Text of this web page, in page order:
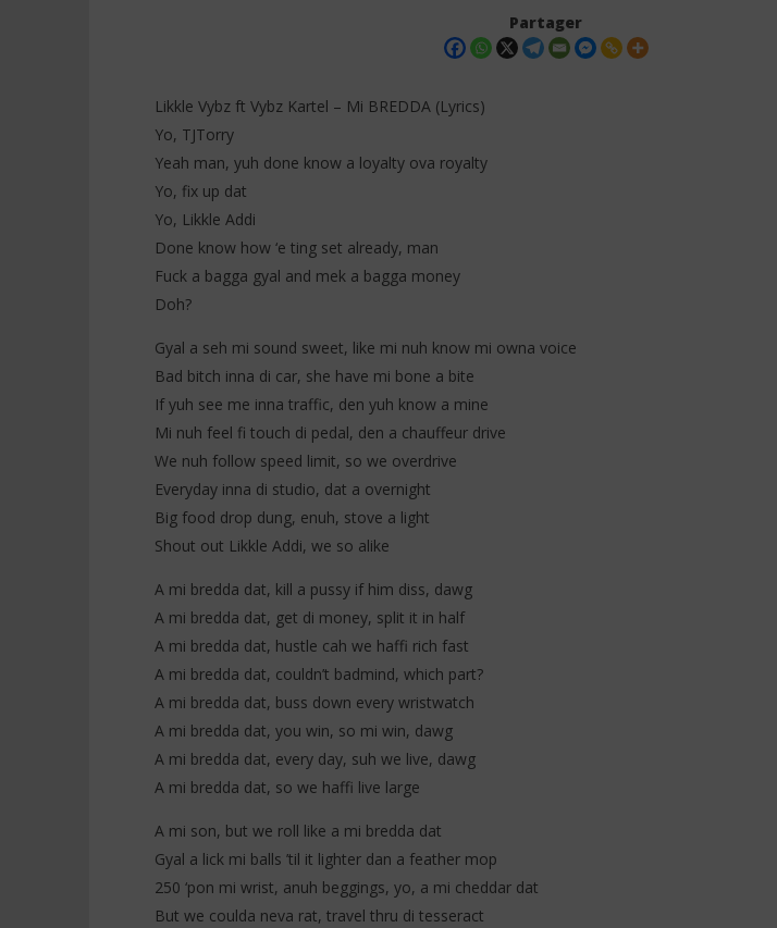
NOW VIEWING
Likkle Vybz ft Vybz Kartel – Mi
BREDDA (Lyrics)
janvier
Stone
(Lyrics)
janvier
Partager
Likkle Vybz ft Vybz Kartel – Mi BREDDA (Lyrics)
Yo, TJTorry
Yeah man, yuh done know a loyalty ova royalty
Yo, fix up dat
Yo, Likkle Addi
Done know how ‘e ting set already, man
Fuck a bagga gyal and mek a bagga money
Doh?
Gyal a seh mi sound sweet, like mi nuh know mi owna voice
Bad bitch inna di car, she have mi bone a bite
If yuh see me inna traffic, den yuh know a mine
Mi nuh feel fi touch di pedal, den a chauffeur drive
We nuh follow speed limit, so we overdrive
Everyday inna di studio, dat a overnight
Big food drop dung, enuh, stove a light
Shout out Likkle Addi, we so alike
A mi bredda dat, kill a pussy if him diss, dawg
A mi bredda dat, get di money, split it in half
A mi bredda dat, hustle cah we haffi rich fast
A mi bredda dat, couldn’t badmind, which part?
A mi bredda dat, buss down every wristwatch
A mi bredda dat, you win, so mi win, dawg
A mi bredda dat, every day, suh we live, dawg
A mi bredda dat, so we haffi live large
A mi son, but we roll like a mi bredda dat
Gyal a lick mi balls ’til it lighter dan a feather mop
250 ‘pon mi wrist, anuh beggings, yo, a mi cheddar dat
But we coulda neva rat, travel thru di tesseract